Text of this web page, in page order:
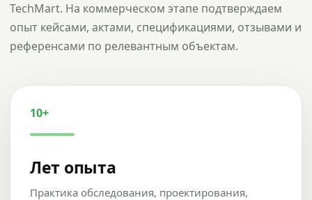
TechMart. На коммерческом этапе подтверждаем
опыт кейсами, актами, спецификациями, отзывами и
референсами по релевантным объектам.
10+
Лет опыта
Практика обследования, проектирования,